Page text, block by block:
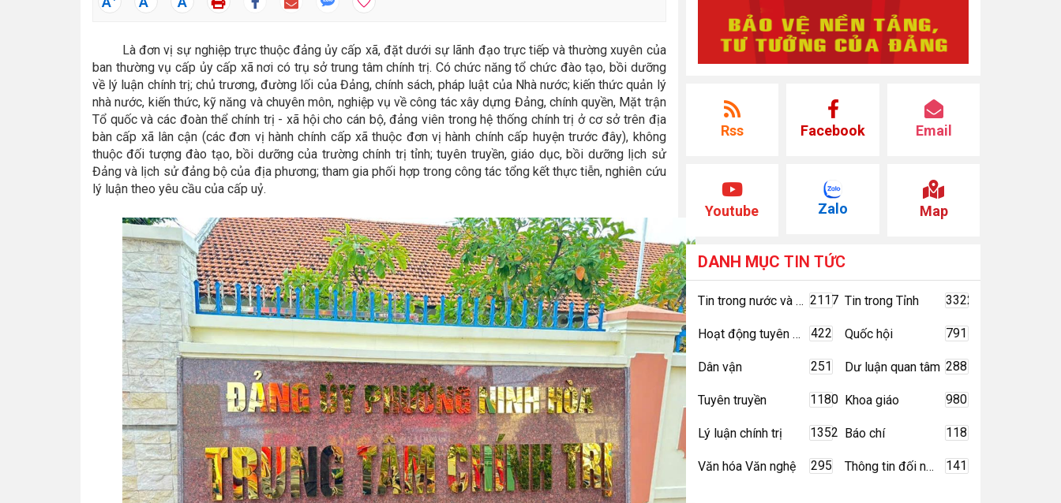
Là đơn vị sự nghiệp trực thuộc đảng ủy cấp xã, đặt dưới sự lãnh đạo trực tiếp và thường xuyên của
ban thường vụ cấp ủy cấp xã nơi có trụ sở trung tâm chính trị. Có chức năng tổ chức đào tạo, bồi dưỡng
về lý luận chính trị; chủ trương, đường lối của Đảng, chính sách, pháp luật của Nhà nước; kiến thức quản lý
nhà nước, kiến thức, kỹ năng và chuyên môn, nghiệp vụ về công tác xây dựng Đảng, chính quyền, Mặt trận
Tổ quốc và các đoàn thể chính trị - xã hội cho cán bộ, đảng viên trong hệ thống chính trị ở cơ sở trên địa
bàn cấp xã lân cận (các đơn vị hành chính cấp xã thuộc đơn vị hành chính cấp huyện trước đây), không
thuộc đối tượng đào tạo, bồi dưỡng của trường chính trị tỉnh; tuyên truyền, giáo dục, bồi dưỡng lịch sử
Đảng và lịch sử đảng bộ của địa phương; tham gia phối hợp trong công tác tổng kết thực tiễn, nghiên cứu
lý luận theo yêu cầu của cấp uỷ.
Rss Facebook Email
Youtube Zalo Map
DANH MỤC TIN TỨC
Tin trong nước và quốc tế 2117 Tin trong Tỉnh 3322
Hoạt động tuyên giáo 422 Quốc hội 791
Dân vận 251 Dư luận quan tâm 288
Tuyên truyền 1180 Khoa giáo 980
Lý luận chính trị 1352 Báo chí 118
Văn hóa Văn nghệ 295 Thông tin đối ngoại 141